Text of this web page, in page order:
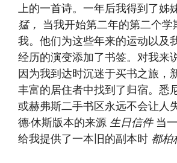
上的一首诗。一年后我得到了姊
猛， 当我开始第二年的第二个
我。他们为这些年来的运动以及
经历的演变添加了书签。对我来
因为我到达时沉迷于买书之旅，
丰富的居住者中找到了归宿。悉
或赫弗斯二手书区永远不会让
德·休斯版本的来源 生日信件 当
给我提供了一本旧的副本时 都柏